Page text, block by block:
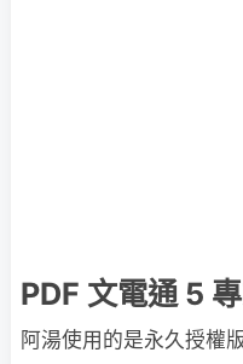
PDF 文電通 5
阿湯使用的是永久授權